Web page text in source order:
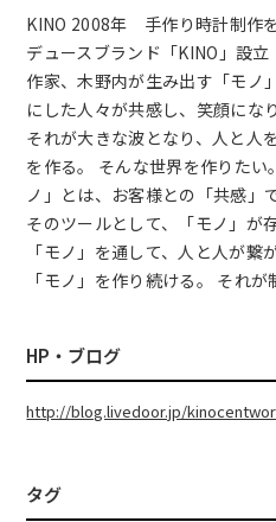
KINO 2008年 手作り時計制作
デュースブランド「KINO」設
作家、木野内が生み出す「モノ
にした人々が共感し、笑顔にな
それが大きな波となり、人と人
を作る。 そんな世界を作りた
ノ」とは、お客様との「共感」
そのツールとして、「モノ」が
「モノ」を通して、人と人が繋
「モノ」を作り続ける。 それが
HP・ブログ
http://blog.livedoor.jp/
タグ